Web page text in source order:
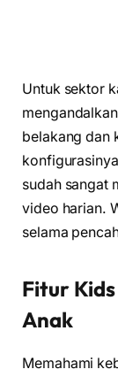
Untuk sektor
belakang dan
sudah sangat
video harian.
selama
Fitur
Anak
Memahami